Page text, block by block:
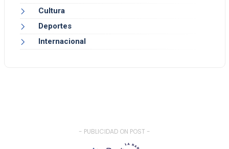
Cultura
Deportes
Internacional
- PUBLICIDAD ON POST -